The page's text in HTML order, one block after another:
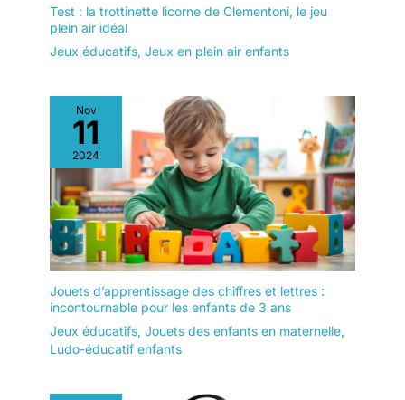
Test : la trottinette licorne de Clementoni, le jeu
plein air idéal
Jeux éducatifs, Jeux en plein air enfants
Nov
11
2024
Jouets d’apprentissage des chiffres et lettres :
incontournable pour les enfants de 3 ans
Jeux éducatifs, Jouets des enfants en maternelle,
Ludo-éducatif enfants